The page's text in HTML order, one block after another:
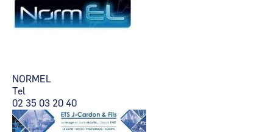
NORMEL
Tel
02 35 03 20 40